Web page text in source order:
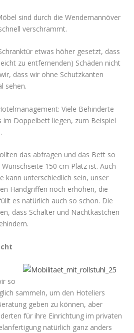
sind durch die Wendemannöver
verschrammt.
etwas höher gesetzt, dass
zu entfernenden) Schäden nicht
dass wir ohne Schutzkanten
sehen.
Viele Behinderte
im Doppelbett liegen, zum Beispiel
das abfragen und das Bett so
150 cm Platz ist. Auch
kann unterschiedlich sein, unser
Handgriffen noch erhöhen, die
es natürlich auch so schon. Die
dass Schalter und Nachtkästchen
so
sammeln, um den Hoteliers
geben zu können, aber
für ihre Einrichtung im privaten
natürlich ganz anders